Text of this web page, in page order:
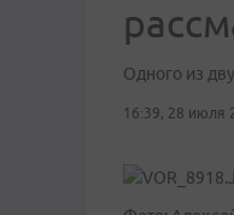
Одного из
16:39, 28 июля